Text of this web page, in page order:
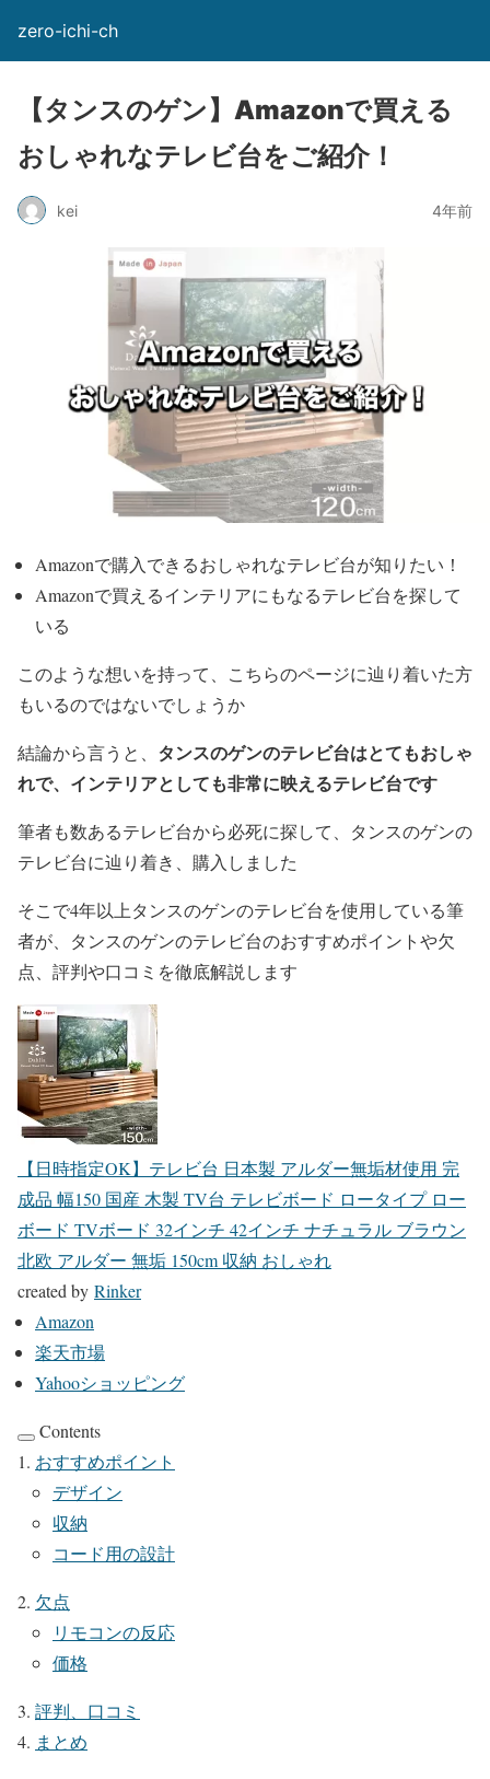
zero-ichi-ch
【タンスのゲン】Amazonで買える
おしゃれなテレビ台をご紹介！
kei 4年前
Amazonで購入できるおしゃれなテレビ台が知りたい！
Amazonで買えるインテリアにもなるテレビ台を探して
いる
このような想いを持って、こちらのページに辿り着いた方
もいるのではないでしょうか
結論から言うと、 タンスのゲンのテレビ台はとてもおしゃ
れで、インテリアとしても非常に映えるテレビ台です
筆者も数あるテレビ台から必死に探して、タンスのゲンの
テレビ台に辿り着き、購入しました
そこで4年以上タンスのゲンのテレビ台を使用している筆
者が、タンスのゲンのテレビ台のおすすめポイントや欠
点、評判や口コミを徹底解説します
【日時指定OK】テレビ台 日本製 アルダー無垢材使用 完
成品 幅150 国産 木製 TV台 テレビボード ロータイプ ロー
ボード TVボード 32インチ 42インチ ナチュラル ブラウン
北欧 アルダー 無垢 150cm 収納 おしゃれ
created by Rinker
Amazon
楽天市場
Yahooショッピング
Contents
おすすめポイント
デザイン
収納
コード用の設計
欠点
リモコンの反応
価格
評判、口コミ
まとめ